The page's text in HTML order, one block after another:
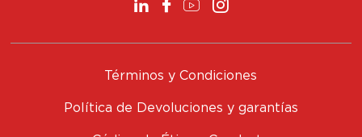
Términos y Condiciones
Política de Devoluciones y garantías